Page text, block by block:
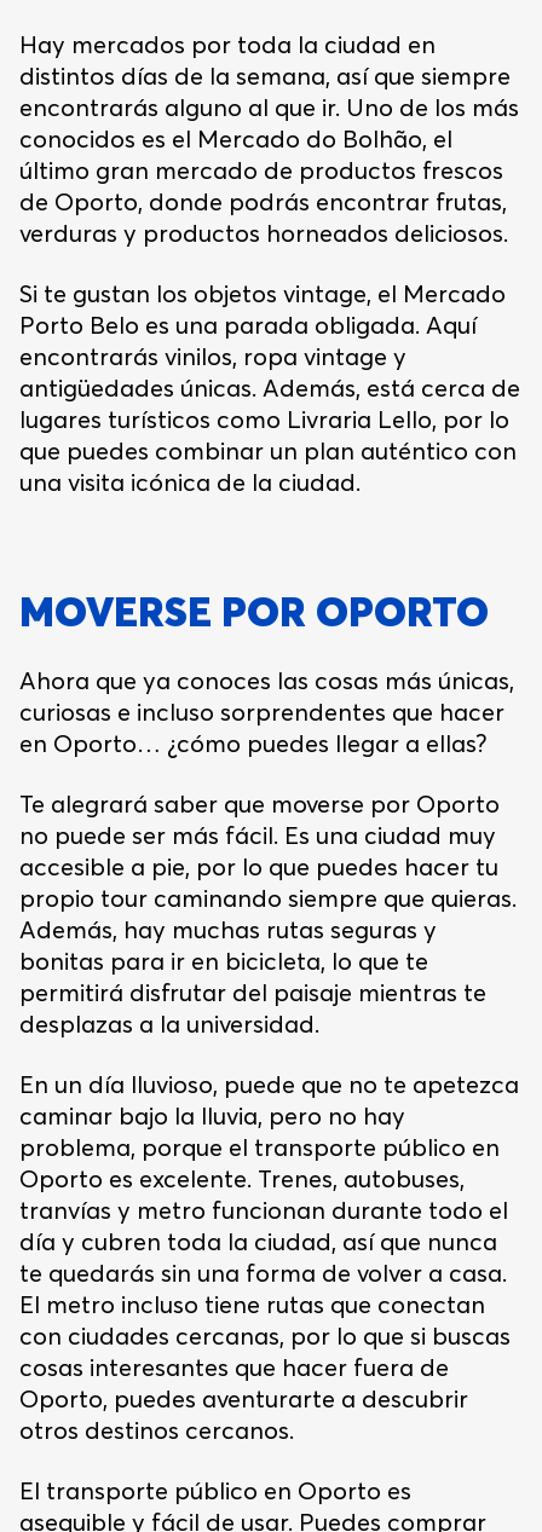
Hay mercados por toda la ciudad en
distintos días de la semana, así que siempre
encontrarás alguno al que ir. Uno de los más
conocidos es el Mercado do Bolhão, el
último gran mercado de productos frescos
de Oporto, donde podrás encontrar frutas,
verduras y productos horneados deliciosos.
Si te gustan los objetos vintage, el Mercado
Porto Belo es una parada obligada. Aquí
encontrarás vinilos, ropa vintage y
antigüedades únicas. Además, está cerca de
lugares turísticos como Livraria Lello, por lo
que puedes combinar un plan auténtico con
una visita icónica de la ciudad.
MOVERSE POR OPORTO
Ahora que ya conoces las cosas más únicas,
curiosas e incluso sorprendentes que hacer
en Oporto… ¿cómo puedes llegar a ellas?
Te alegrará saber que moverse por Oporto
no puede ser más fácil. Es una ciudad muy
accesible a pie, por lo que puedes hacer tu
propio tour caminando siempre que quieras.
Además, hay muchas rutas seguras y
bonitas para ir en bicicleta, lo que te
permitirá disfrutar del paisaje mientras te
desplazas a la universidad.
En un día lluvioso, puede que no te apetezca
caminar bajo la lluvia, pero no hay
problema, porque el transporte público en
Oporto es excelente. Trenes, autobuses,
tranvías y metro funcionan durante todo el
día y cubren toda la ciudad, así que nunca
te quedarás sin una forma de volver a casa.
El metro incluso tiene rutas que conectan
con ciudades cercanas, por lo que si buscas
cosas interesantes que hacer fuera de
Oporto, puedes aventurarte a descubrir
otros destinos cercanos.
El transporte público en Oporto es
asequible y fácil de usar. Puedes comprar